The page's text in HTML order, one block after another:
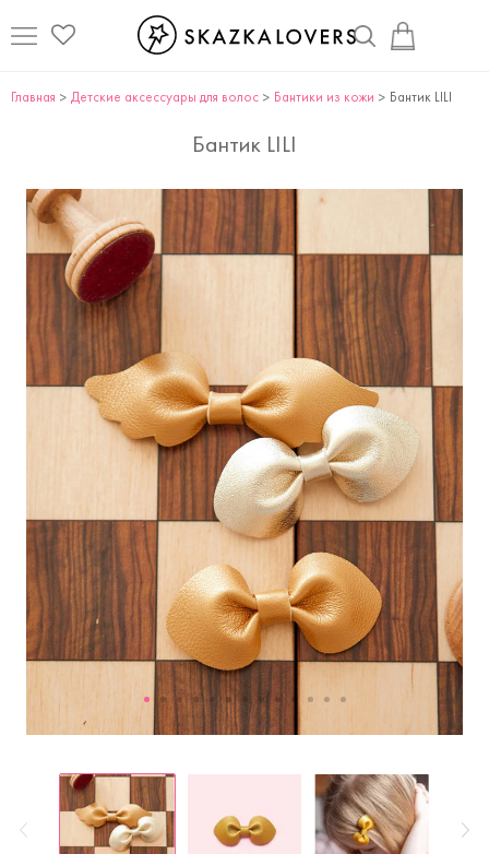
Главная Детские аксессуары для волоc Бантики из кожи Бантик LILI
Бантик LILI